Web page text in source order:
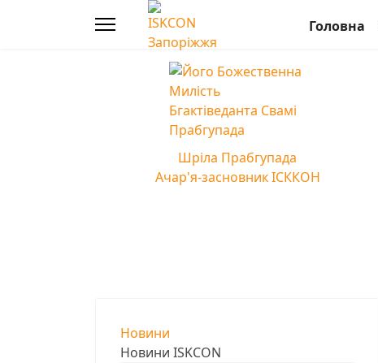
Головна
Шріла Прабгупада
Ачар'я-засновник ІСККОН
Новини
Новини ISKCON